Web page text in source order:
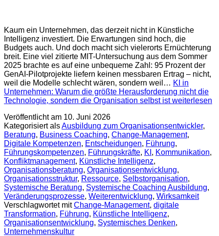
Kaum ein Unternehmen, das derzeit nicht in Künstliche
Intelligenz investiert. Die Erwartungen sind hoch, die
Budgets auch. Und doch macht sich vielerorts Ernüchterung
breit. Eine viel zitierte MIT-Untersuchung aus dem Sommer
2025 brachte es auf eine unbequeme Zahl: 95 Prozent der
GenAI-Pilotprojekte liefern keinen messbaren Ertrag – nicht,
weil die Modelle schlecht wären, sondern weil… KI in
Unternehmen: Warum die größte Herausforderung nicht die
Technologie, sondern die Organisation selbst istweiterlesen
Veröffentlicht am 10. Juni 2026
Kategorisiert alsAusbildung zum Organisationsentwickler,
Beratung, Business Coaching, Change-Management,
Digitale Kompetenzen, Entscheidungen, Führung,
Führungskompetenzen, Führungskräfte, KI , Kommunikation,
Konfliktmanagement, Künstliche Intelligenz,
Organisationsberatung, Organisationsentwicklung,
Organisationsstruktur, Ressource, Selbstorganisation,
Systemische Beratung, Systemische Coaching Ausbildung,
Veränderungsprozesse, Weiterentwicklung, Wirksamkeit
Verschlagwortet mitChange-Management, digitale
Transformation, Führung, Künstliche Intelligenz,
Organisationsentwicklung, Systemisches Denken,
Unternehmenskultur